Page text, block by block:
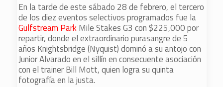
En la tarde de este sábado 28 de febrero, el tercero
de los diez eventos selectivos programados fue la
Gulfstream ParkMile Stakes G3 con $225,000 por
repartir, donde el extraordinario purasangre de 5
años Knightsbridge (Nyquist) dominó a su antojo con
Junior Alvarado en el sillín en consecuente asociación
con el trainer Bill Mott, quien logra su quinta
fotografía en la justa.